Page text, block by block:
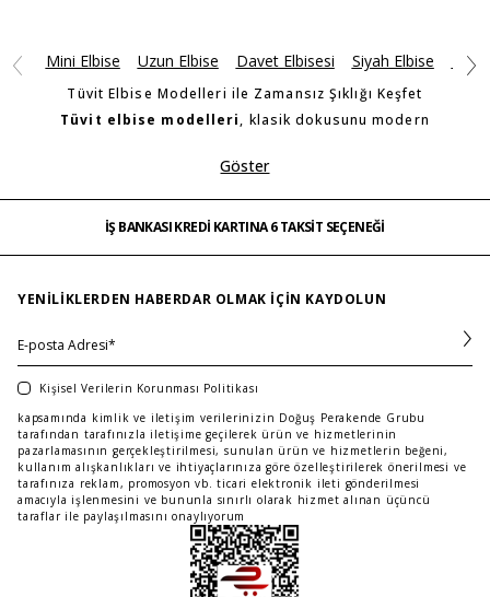
Mini Elbise Uzun Elbise Davet Elbisesi Siyah Elbise
Tüvit Elbise Modelleri ile Zamansız Şıklığı Keşfet
Tüvit elbise modelleri, klasik dokusunu modern
gardırobunda her zaman yer bulur. Hem sıcak tutan
yapısı hem de şık görünümü sayesinde her
mevsimde stiline sofistike bir hava katarsın. Günlük
kombinlerinden özel davetlere kadar pek çok farklı
modern bir duruş sergilersin. Maje’nin seçkin
Tüvit Elbise Modelleri ile Günlük Tarzına Zarafet
Katarsın
Tüvit elbise modelleri, günlük stiline kolayca uyum
sağlar ve şehir hayatında aradığın pratik şıklığı sana
sunar. Yumuşak dokusu, yapılandırılmış formu ve
karakteristik dokuma tekniği sayesinde gün içinde
konforla hareket edersin. Ofiste profesyonel bir
görünüm yakalamak istediğinde, hafta içi planlarında
Göster
İŞ BANKASI KREDİ KARTINA 6 TAKSİT SEÇENEĞİ
İŞ BANKASI KREDİ KARTINA 6 TAKSİT SEÇENEĞİ
…
YENILIKLERDEN HABERDAR OLMAK IÇIN KAYDOLUN
Kişisel Verilerin Korunması Politikası
kapsamında kimlik ve iletişim verilerinizin Doğuş Perakende Grubu
tarafından tarafınızla iletişime geçilerek ürün ve hizmetlerinin
pazarlamasının gerçekleştirilmesi, sunulan ürün ve hizmetlerin beğeni,
kullanım alışkanlıkları ve ihtiyaçlarınıza göre özelleştirilerek önerilmesi ve
tarafınıza reklam, promosyon vb. ticari elektronik ileti gönderilmesi
amacıyla işlenmesini ve bununla sınırlı olarak hizmet alınan üçüncü
taraflar ile paylaşılmasını onaylıyorum